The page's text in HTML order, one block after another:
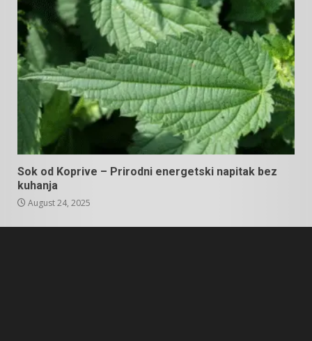
Sok od Koprive – Prirodni energetski napitak bez
kuhanja
August 24, 2025